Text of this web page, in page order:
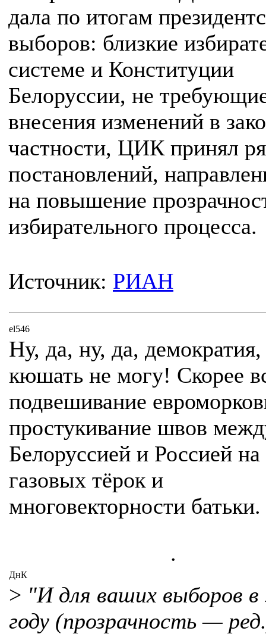
дала по итогам
выборов: близкие
системе и Конституции
Белоруссии, не
внесения изменений в
частности, ЦИК принял
постановлений,
на повышение
избирательного процесса.
Источник: РИАН
el546
Ну, да, ну, да,
кюшать не могу! Скорее
подвешивание
простукивание швов
Белоруссией и Россией
газовых тёрок и
многовекторности батьки.
.
ДнК
> "И для ваших выборов
году (прозрачность —